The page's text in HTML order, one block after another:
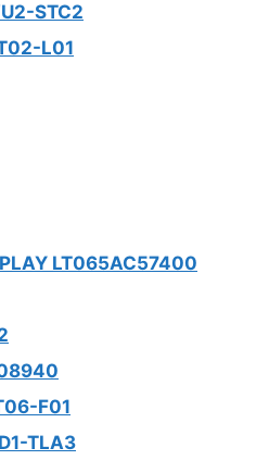
STC2
L01
LT065AC57400
F01
TLA3